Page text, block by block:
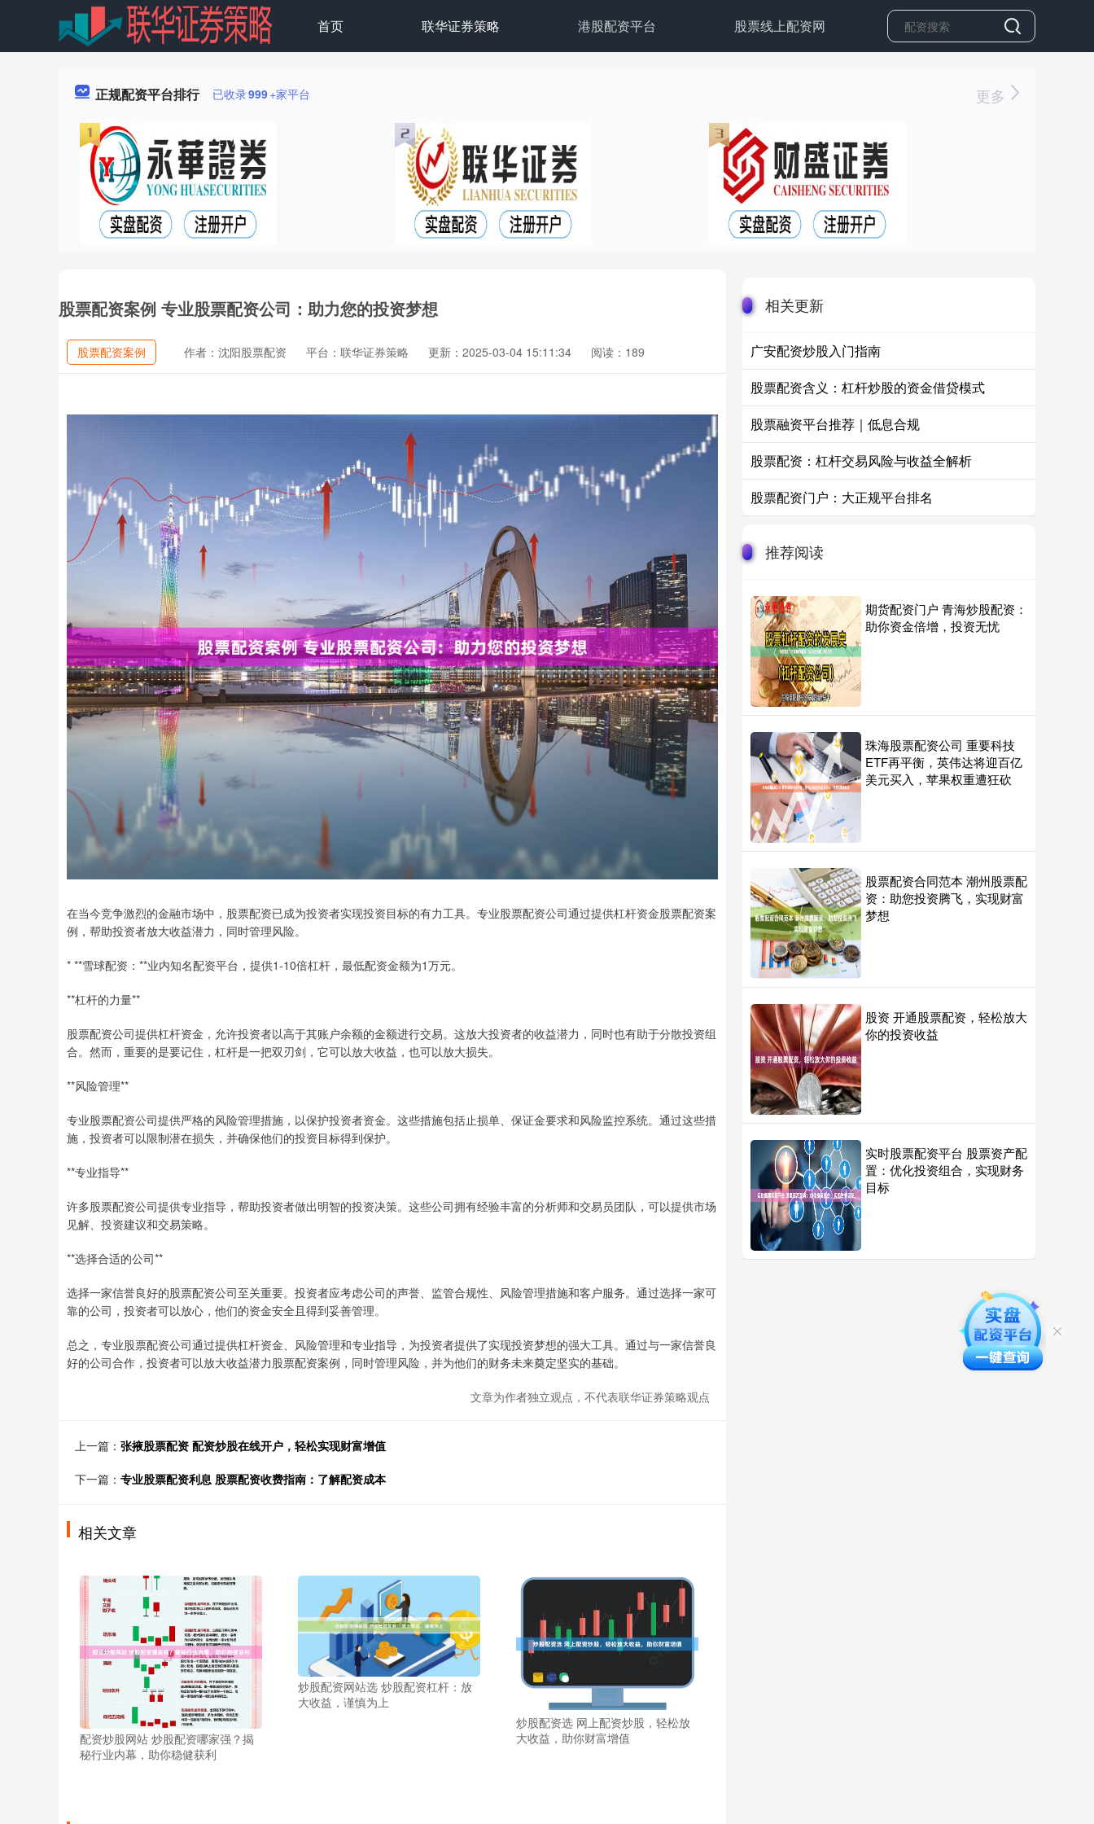
首页 联华证券策略 港股配资平台 股票线上配资网
正规配资平台排行 已收录999+家平台 更多
股票配资案例 专业股票配资公司：助力您的投资梦想
股票配资案例 作者：沈阳股票配资 平台：联华证券策略 更新：2025-03-04 15:11:34 阅读：189
在当今竞争激烈的金融市场中，股票配资已成为投资者实现投资目标的有力工具。专业股票配资公司通过提供杠杆资金股票配资案
例，帮助投资者放大收益潜力，同时管理风险。
* **雪球配资：**业内知名配资平台，提供1-10倍杠杆，最低配资金额为1万元。
**杠杆的力量**
股票配资公司提供杠杆资金，允许投资者以高于其账户余额的金额进行交易。这放大投资者的收益潜力，同时也有助于分散投资组
合。然而，重要的是要记住，杠杆是一把双刃剑，它可以放大收益，也可以放大损失。
**风险管理**
专业股票配资公司提供严格的风险管理措施，以保护投资者资金。这些措施包括止损单、保证金要求和风险监控系统。通过这些措
施，投资者可以限制潜在损失，并确保他们的投资目标得到保护。
**专业指导**
许多股票配资公司提供专业指导，帮助投资者做出明智的投资决策。这些公司拥有经验丰富的分析师和交易员团队，可以提供市场
见解、投资建议和交易策略。
**选择合适的公司**
选择一家信誉良好的股票配资公司至关重要。投资者应考虑公司的声誉、监管合规性、风险管理措施和客户服务。通过选择一家可
靠的公司，投资者可以放心，他们的资金安全且得到妥善管理。
总之，专业股票配资公司通过提供杠杆资金、风险管理和专业指导，为投资者提供了实现投资梦想的强大工具。通过与一家信誉良
好的公司合作，投资者可以放大收益潜力股票配资案例，同时管理风险，并为他们的财务未来奠定坚实的基础。
文章为作者独立观点，不代表联华证券策略观点
上一篇： 张掖股票配资 配资炒股在线开户，轻松实现财富增值
下一篇： 专业股票配资利息 股票配资收费指南：了解配资成本
相关文章
配资炒股网站 炒股配资哪家强？揭
秘行业内幕，助你稳健获利
炒股配资网站选 炒股配资杠杆：放
大收益，谨慎为上
炒股配资选 网上配资炒股，轻松放
大收益，助你财富增值
相关更新
广安配资炒股入门指南
股票配资含义：杠杆炒股的资金借贷模式
股票融资平台推荐｜低息合规
股票配资：杠杆交易风险与收益全解析
股票配资门户：大正规平台排名
推荐阅读
期货配资门户 青海炒股配资：
助你资金倍增，投资无忧
珠海股票配资公司 重要科技
ETF再平衡，英伟达将迎百亿
美元买入，苹果权重遭狂砍
股票配资合同范本 潮州股票配
资：助您投资腾飞，实现财富
梦想
股资 开通股票配资，轻松放大
你的投资收益
实时股票配资平台 股票资产配
置：优化投资组合，实现财务
目标